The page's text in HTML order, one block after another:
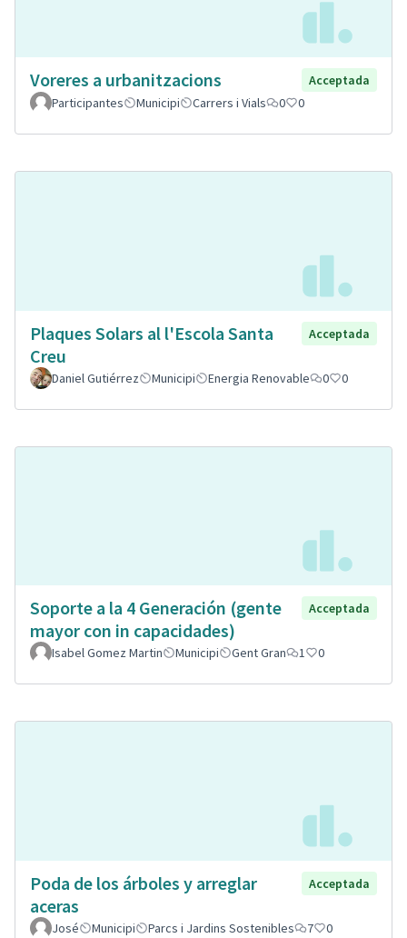
Voreres a urbanitzacions
Acceptada
Participantes
Municipi Carrers i Vials 0 0
Plaques Solars al l'Escola Santa
Creu
Acceptada
Daniel Gutiérrez Municipi Energia Renovable 0 0
Soporte a la 4 Generación (gente
mayor con in capacidades)
Acceptada
Isabel Gomez Martin Municipi Gent Gran 1 0
Poda de los árboles y arreglar
aceras
Acceptada
José Municipi Parcs i Jardins Sostenibles 7 0